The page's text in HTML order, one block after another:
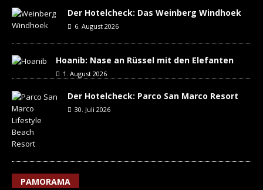
Der Hotelcheck: Das Weinberg Windhoek
6. August 2026
Hoanib: Nase an Rüssel mit den Elefanten
1. August 2026
Der Hotelcheck: Parco San Marco Resort
30. Juli 2026
PAMORAMA